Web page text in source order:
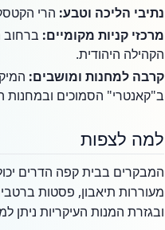
נתיבי הליכה וטבע: הרי
מרכזי קניות מקומיים: ברחוב
הקהילה היהודית.
קרבה למחנות ומושבים:
ב"קאנטרי" הסמוכים ובמחנות
למה לצפות
המבקרים בבית קפה הדרים
מעוררות תיאבון, פסטות
ובגזרת המנות העיקריות ניתן